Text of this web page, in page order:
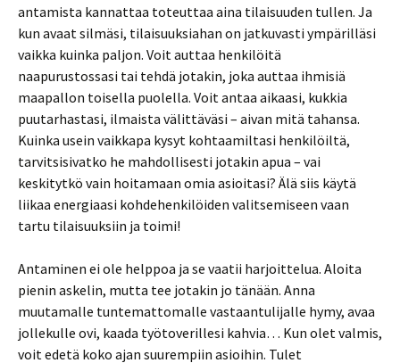
antamista kannattaa toteuttaa aina tilaisuuden tullen. Ja
kun avaat silmäsi, tilaisuuksiahan on jatkuvasti ympärilläsi
vaikka kuinka paljon. Voit auttaa henkilöitä
naapurustossasi tai tehdä jotakin, joka auttaa ihmisiä
maapallon toisella puolella. Voit antaa aikaasi, kukkia
puutarhastasi, ilmaista välittäväsi – aivan mitä tahansa.
Kuinka usein vaikkapa kysyt kohtaamiltasi henkilöiltä,
tarvitsisivatko he mahdollisesti jotakin apua – vai
keskitytkö vain hoitamaan omia asioitasi? Älä siis käytä
liikaa energiaasi kohdehenkilöiden valitsemiseen vaan
tartu tilaisuuksiin ja toimi!
Antaminen ei ole helppoa ja se vaatii harjoittelua. Aloita
pienin askelin, mutta tee jotakin jo tänään. Anna
muutamalle tuntemattomalle vastaantulijalle hymy, avaa
jollekulle ovi, kaada työtoverillesi kahvia… Kun olet valmis,
voit edetä koko ajan suurempiin asioihin. Tulet